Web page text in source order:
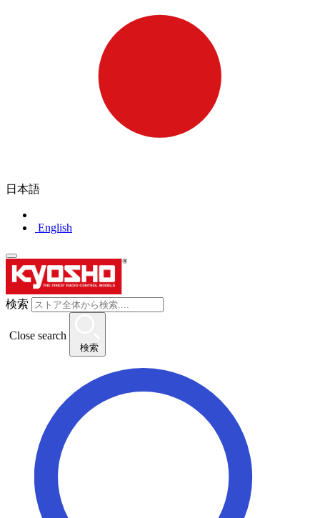
日本語
English
検索
Close search
検索